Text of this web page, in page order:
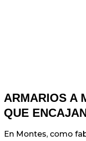
ARMARIOS A
QUE
En Montes, como